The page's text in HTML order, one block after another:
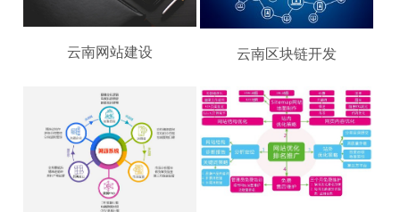
云南网站建设 云南区块链开发